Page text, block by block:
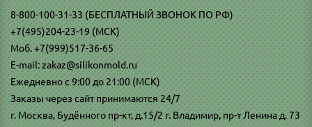
8-800-100-31-33 (БЕСПЛАТНЫЙ ЗВОНОК ПО РФ)
+7(495)204-23-19 (МСК)
Моб. +7(999)517-36-65
E-mail: zakaz@silikonmold.ru
Ежедневно с 9:00 до 21:00 (МСК)
Заказы через сайт принимаются 24/7
г. Москва, Будённого пр-кт, д.15/2 г. Владимир, пр-т Ленина д. 73